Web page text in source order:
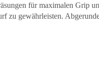
für maximalen Grip
zu gewährleisten.